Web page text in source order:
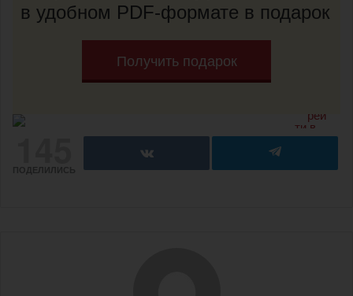
в удобном PDF-формате в подарок
Получить подарок
ПОДЕЛИЛИСЬ